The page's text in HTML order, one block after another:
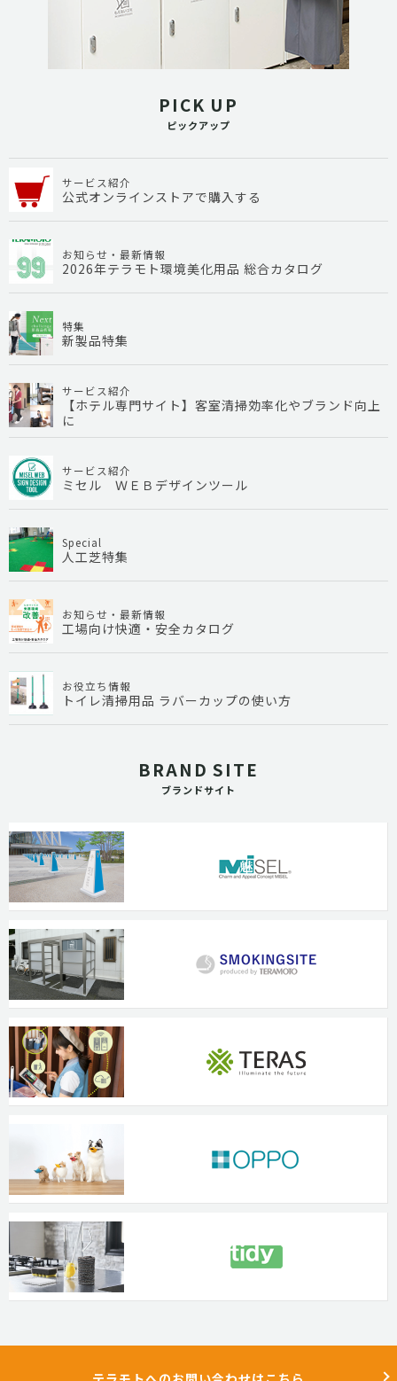
PICK UP
ピックアップ
サービス紹介
公式オンラインストアで購入する
お知らせ・最新情報
2026年テラモト環境美化用品 総合カタログ
特集
新製品特集
サービス紹介
【ホテル専門サイト】客室清掃効率化やブランド向上
に
サービス紹介
ミセル ＷＥＢデザインツール
Special
人工芝特集
お知らせ・最新情報
工場向け快適・安全カタログ
お役立ち情報
トイレ清掃用品 ラバーカップの使い方
BRAND SITE
ブランドサイト